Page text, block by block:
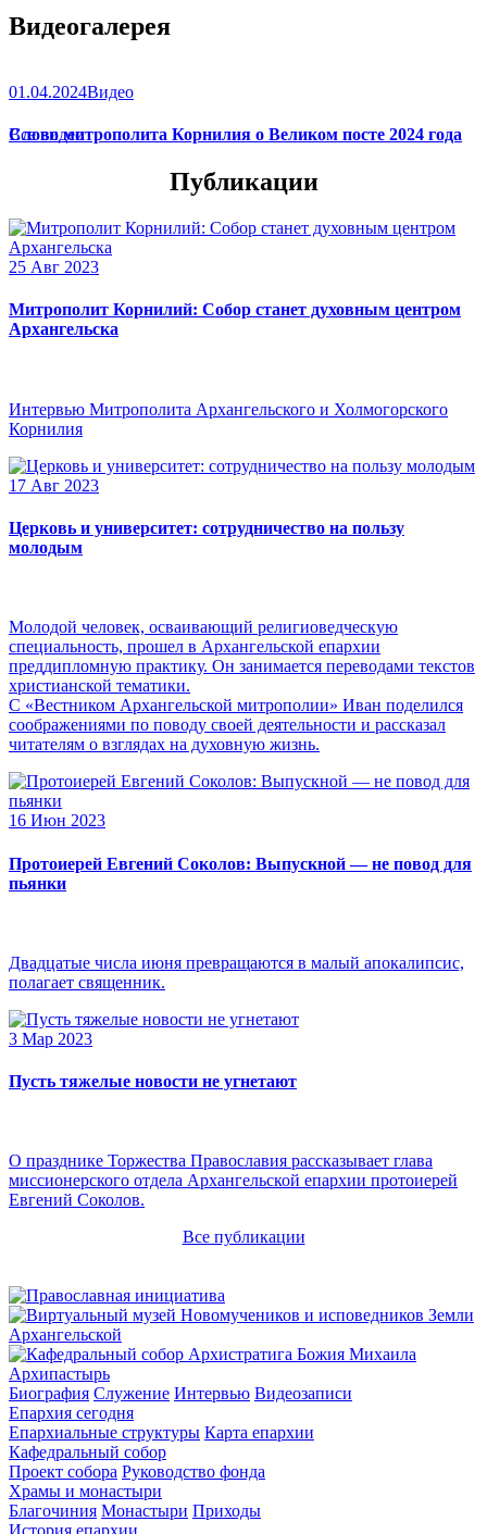
Видеогалерея
01.04.2024Видео
Слово митрополита Корнилия о Великом посте 2024 года
Все видео
Публикации
25 Авг 2023
Митрополит Корнилий: Собор станет духовным центром
Архангельска
Интервью Митрополита Архангельского и Холмогорского
Корнилия
17 Авг 2023
Церковь и университет: сотрудничество на пользу
молодым
Молодой человек, осваивающий религиоведческую
специальность, прошел в Архангельской епархии
преддипломную практику. Он занимается переводами текстов
христианской тематики.
С «Вестником Архангельской митрополии» Иван поделился
соображениями по поводу своей деятельности и рассказал
читателям о взглядах на духовную жизнь.
16 Июн 2023
Протоиерей Евгений Соколов: Выпускной — не повод для
пьянки
Двадцатые числа июня превращаются в малый апокалипсис,
полагает священник.
3 Мар 2023
Пусть тяжелые новости не угнетают
О празднике Торжества Православия рассказывает глава
миссионерского отдела Архангельской епархии протоиерей
Евгений Соколов.
Все публикации
Архипастырь
Биография Служение Интервью Видеозаписи
Епархия сегодня
Епархиальные структуры Карта епархии
Кафедральный собор
Проект собора Руководство фонда
Храмы и монастыри
Благочиния Монастыри Приходы